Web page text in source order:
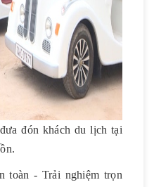
đón khách du lịch tại
toàn - Trải nghiệm trọn